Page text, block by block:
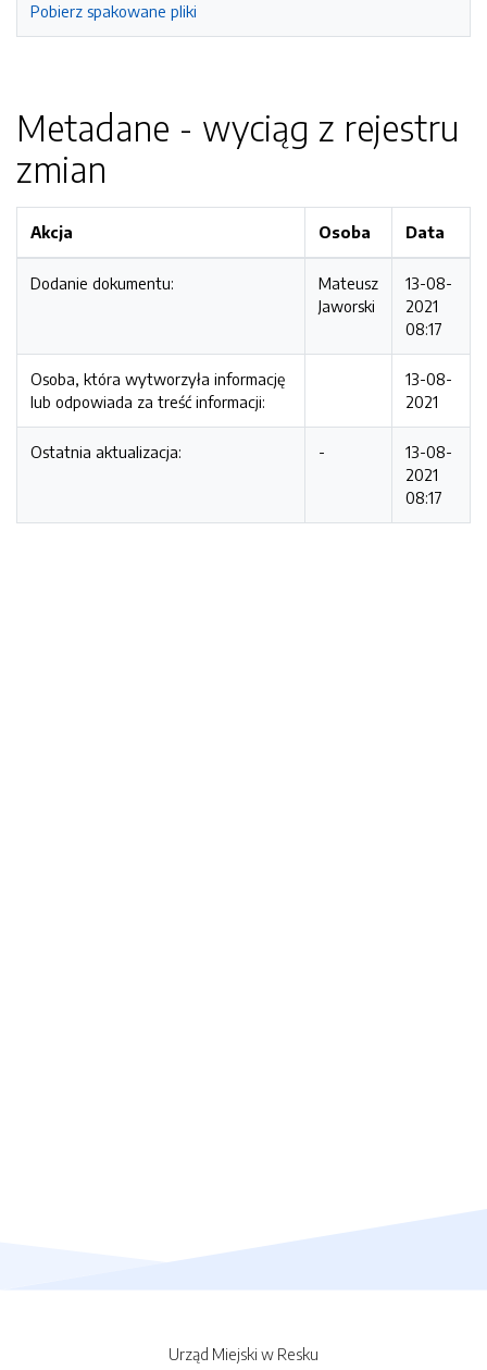
Pobierz spakowane pliki
Metadane - wyciąg z rejestru
zmian
Akcja Osoba Data
Dodanie dokumentu:
Mateusz
Jaworski
13-08-
2021
08:17
Osoba, która wytworzyła informację
lub odpowiada za treść informacji:
13-08-
2021
Ostatnia aktualizacja: -
13-08-
2021
08:17
Urząd Miejski w Resku